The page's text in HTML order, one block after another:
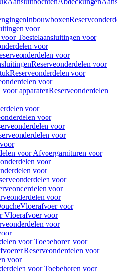
AansluitbochtenAbdeckungen
Inbouwboxen
voor
Toestelaansluitingen voor
voor
voor
Reserveonderdelen voor
Reserveonderdelen voor
voor
voor apparatenReserveonderdelen
voor
voor
voor
voor
voor Afvoergarnituren voor
voor
voor
voor
voor
voor
Vloerafvoer voor
Vloerafvoer voor
voor
voor Toebehoren voor
Reserveonderdelen voor
voor
voor Toebehoren voor